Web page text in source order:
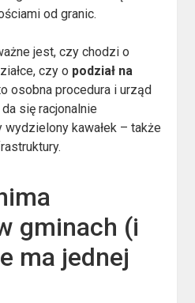
od granic.
jest, czy chodzi o
czy o podział na
osobna procedura i urząd
się racjonalnie
kawałek – także
gminach (i
ma jednej